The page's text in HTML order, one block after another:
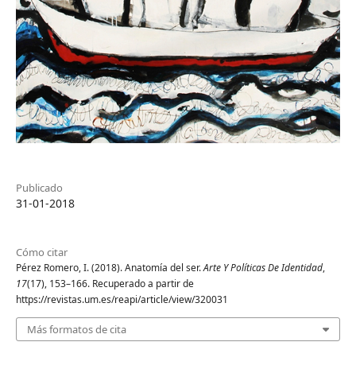
Publicado
31-01-2018
Cómo citar
Pérez Romero, I. (2018). Anatomía del ser.Arte Y Políticas De Identidad,
17(17), 153–166. Recuperado a partir de
https://revistas.um.es/reapi/article/view/320031
Más formatos de cita